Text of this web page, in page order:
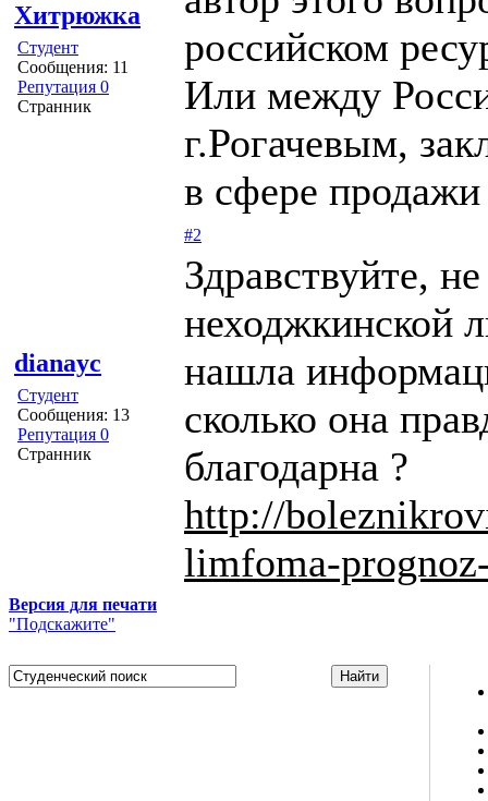
Хитрюжка
Студент
Сообщения: 11
Репутация 0
Странник
российском
Или между
г.Рогачевым,
в сфере
dianayc
Студент
Сообщения: 13
Репутация 0
Странник
#2
Здравствуйте,
неходжкинской
нашла
сколько она
благодарна ?
http://
limfoma-
Версия для печати
"Подскажите"